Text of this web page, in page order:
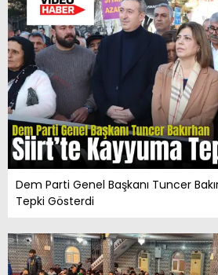
Dem Parti Genel Başkanı Tuncer
Tepki Gösterdi